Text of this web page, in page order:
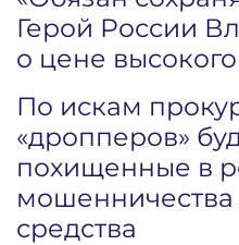
Герой России
о цене
По искам
«дропперов»
похищенные в
средства